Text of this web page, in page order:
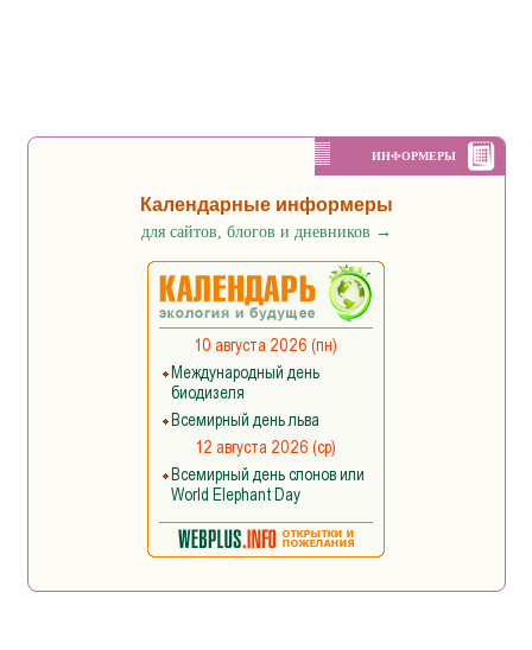
ИНФОРМЕРЫ
Календарные информеры
для сайтов, блогов и дневников →